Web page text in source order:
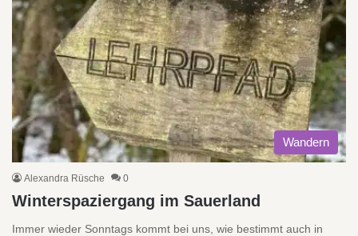
Wandern
Alexandra Rüsche 0
Winterspaziergang im Sauerland
Immer wieder Sonntags kommt bei uns, wie bestimmt auch in